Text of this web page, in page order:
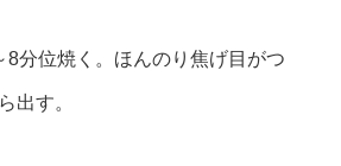
分位焼く。ほんのり焦げ目がつ
出す。